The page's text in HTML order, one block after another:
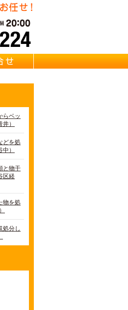
らベッ
）
どを処
）
と物干
区経
物を処
処分し